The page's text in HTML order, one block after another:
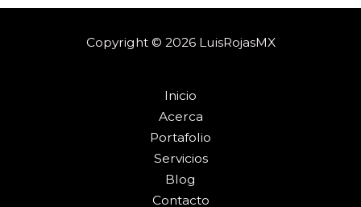
Copyright © 2026 LuisRojasMX
Inicio
Acerca
Portafolio
Servicios
Blog
Contacto